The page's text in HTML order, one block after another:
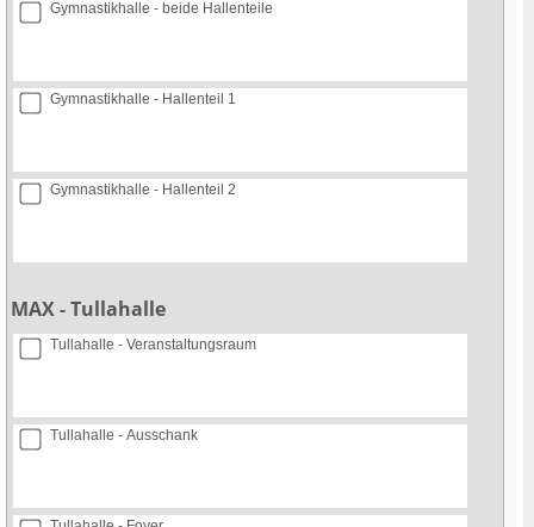
Gymnastikhalle - beide Hallenteile
Gymnastikhalle - Hallenteil 1
Gymnastikhalle - Hallenteil 2
MAX - Tullahalle
Tullahalle - Veranstaltungsraum
Tullahalle - Ausschank